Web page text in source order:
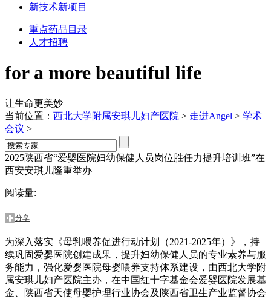
新技术新项目
重点药品目录
人才招聘
for a more beautiful life
让生命更美妙
当前位置： 西北大学附属安琪儿妇产医院 > 走进Angel > 学术
会议 >
2025陕西省“爱婴医院妇幼保健人员岗位胜任力提升培训班”在
西安安琪儿隆重举办
阅读量:
分享
为深入落实《母乳喂养促进行动计划（2021-2025年）》，持
续巩固爱婴医院创建成果，提升妇幼保健人员的专业素养与服
务能力，强化爱婴医院母婴喂养支持体系建设，由西北大学附
属安琪儿妇产医院主办，在中国红十字基金会爱婴医院发展基
金、陕西省天使母婴护理行业协会及陕西省卫生产业监督协会